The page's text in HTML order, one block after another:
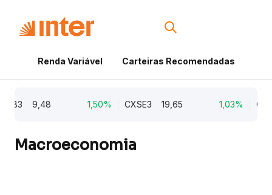
Renda Variável Carteiras Recomendadas
9,48 1,50% CXSE3 19,65 1,03% CYRE3
Macroeconomia